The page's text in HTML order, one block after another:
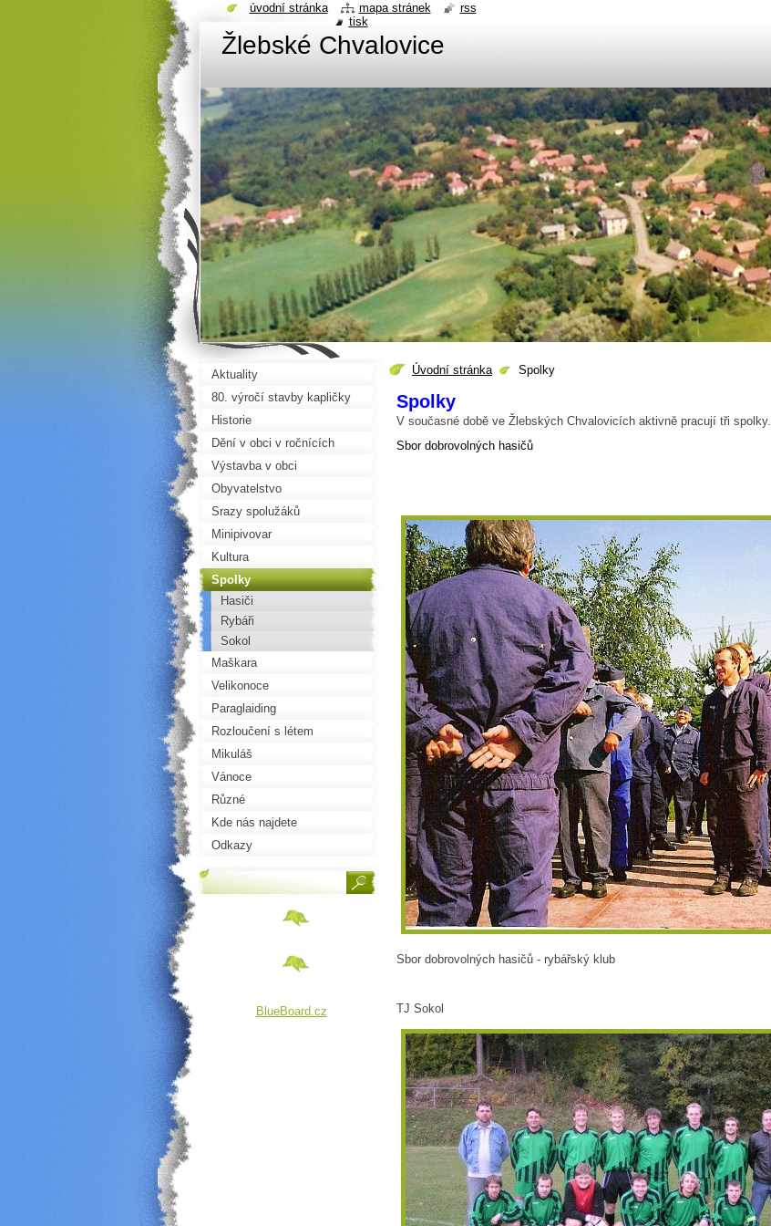
Žlebské Chvalovice
Úvodní stránka Spolky
Spolky
V současné době ve Žlebských Chvalovicích aktivně pracují tři spolky.
Sbor dobrovolných hasičů
Sbor dobrovolných hasičů - rybářský klub
TJ Sokol
Aktuality
80. výročí stavby kapličky
Historie
Dění v obci v ročnících
Výstavba v obci
Obyvatelstvo
Srazy spolužáků
Minipivovar
Kultura
Spolky
Hasiči
Rybáři
Sokol
Maškara
Velikonoce
Paraglaiding
Rozloučení s létem
Mikuláš
Vánoce
Různé
Kde nás najdete
Odkazy
BlueBoard.cz
úvodní stránka mapa stránek
rss
tisk